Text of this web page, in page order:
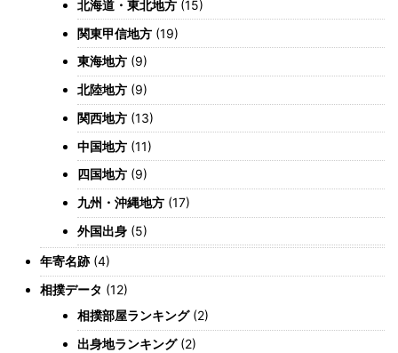
北海道・東北地方 (15)
関東甲信地方 (19)
東海地方 (9)
北陸地方 (9)
関西地方 (13)
中国地方 (11)
四国地方 (9)
九州・沖縄地方 (17)
外国出身 (5)
年寄名跡(4)
相撲データ (12)
相撲部屋ランキング(2)
出身地ランキング(2)